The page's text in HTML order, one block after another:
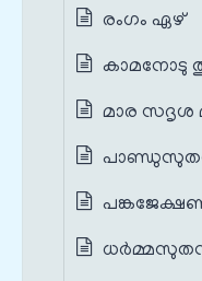
രംഗം ഏഴ്
കാമനോടു
മാര സദൃശ